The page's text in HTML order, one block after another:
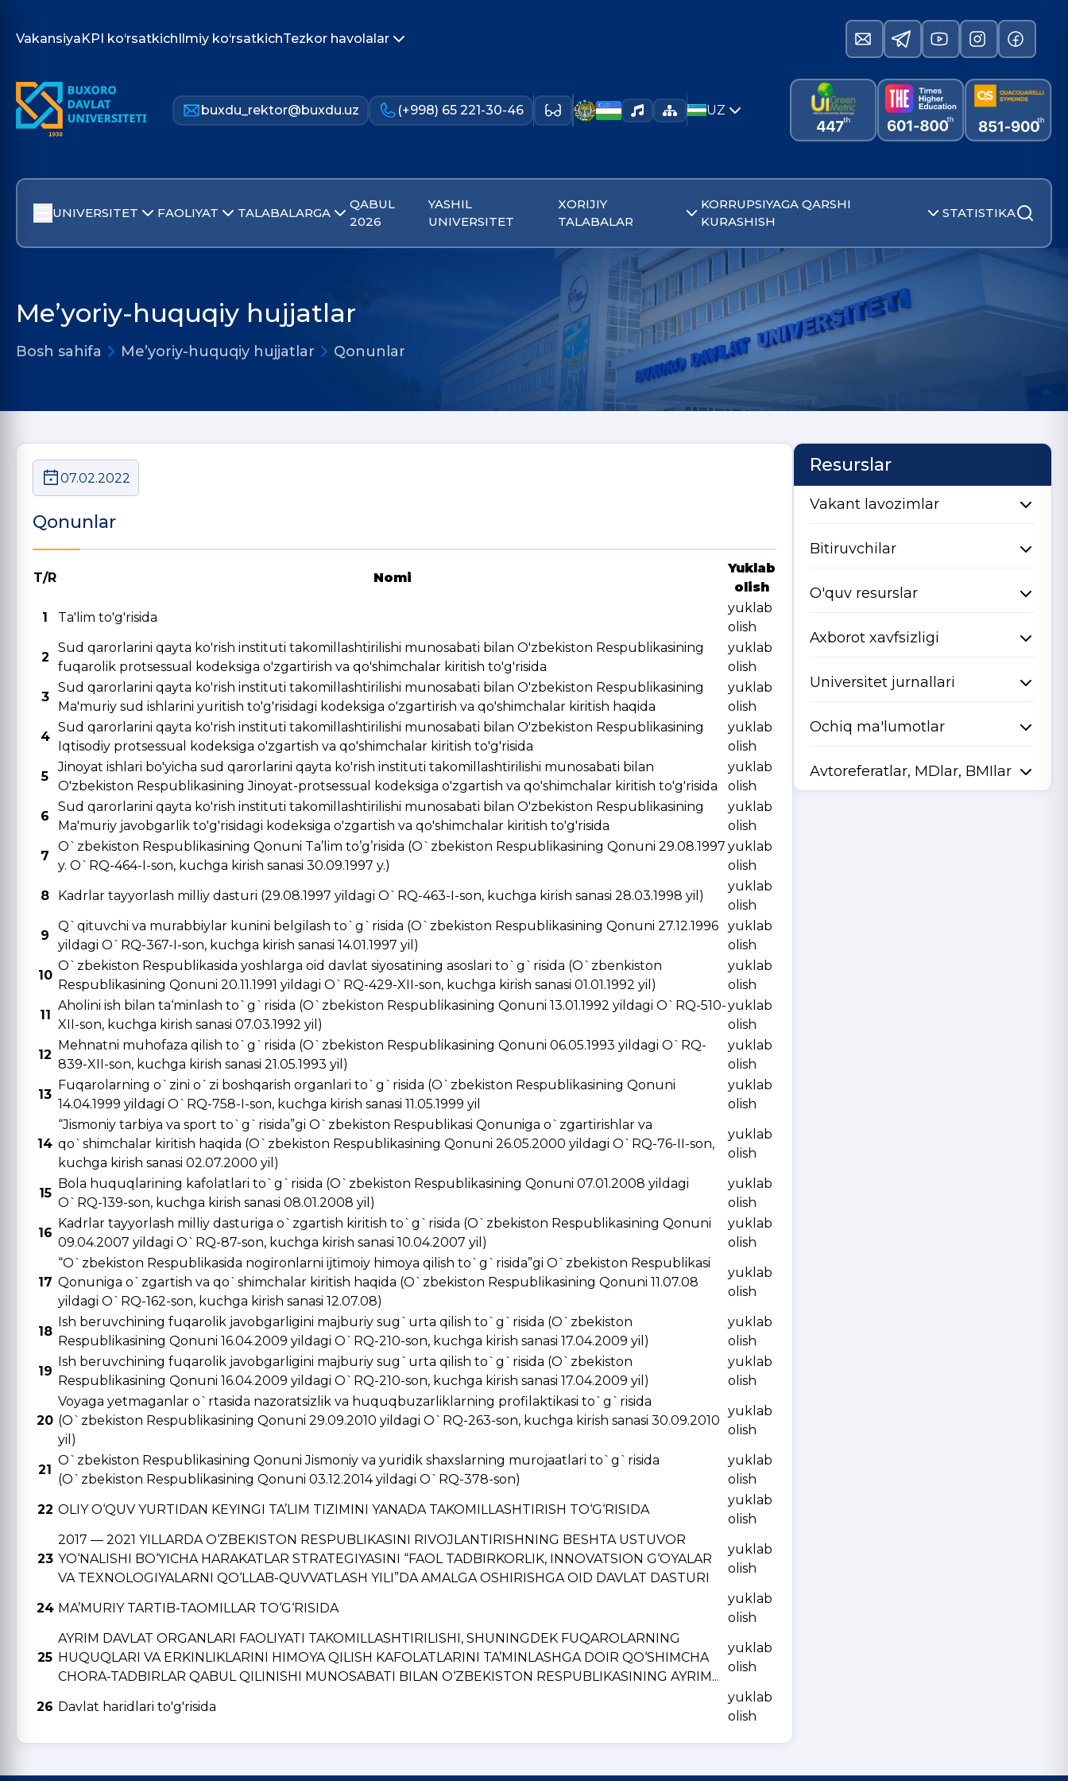
VakansiyaKPI ko‘rsatkichIlmiy ko‘rsatkichTezkor havolalar
buxdu_rektor@buxdu.uz (+998) 65 221-30-46 UZ
UNIVERSITET FAOLIYAT TALABALARGA
QABUL
2026
YASHIL
UNIVERSITET
XORIJIY
TALABALAR
KORRUPSIYAGA QARSHI
KURASHISH
STATISTIKA
Me’yoriy-huquqiy hujjatlar
Bosh sahifa Me’yoriy-huquqiy hujjatlar Qonunlar
07.02.2022
Qonunlar
T/R Nomi
Yuklab
olish
1
Ta'lim to'g'risida
yuklab
olish
2
Sud qarorlarini qayta ko'rish instituti takomillashtirilishi munosabati bilan O'zbekiston Respublikasining
fuqarolik protsessual kodeksiga o'zgartirish va qo'shimchalar kiritish to'g'risida
yuklab
olish
3
Sud qarorlarini qayta ko'rish instituti takomillashtirilishi munosabati bilan O'zbekiston Respublikasining
Ma'muriy sud ishlarini yuritish to'g'risidagi kodeksiga o'zgartirish va qo'shimchalar kiritish haqida
yuklab
olish
4
Sud qarorlarini qayta ko'rish instituti takomillashtirilishi munosabati bilan O'zbekiston Respublikasining
Iqtisodiy protsessual kodeksiga o'zgartish va qo'shimchalar kiritish to'g'risida
yuklab
olish
5
Jinoyat ishlari bo'yicha sud qarorlarini qayta ko'rish instituti takomillashtirilishi munosabati bilan
O'zbekiston Respublikasining Jinoyat-protsessual kodeksiga o'zgartish va qo'shimchalar kiritish to'g'risida
yuklab
olish
6
Sud qarorlarini qayta ko'rish instituti takomillashtirilishi munosabati bilan O'zbekiston Respublikasining
Ma'muriy javobgarlik to'g'risidagi kodeksiga o'zgartish va qo'shimchalar kiritish to'g'risida
yuklab
olish
7
O`zbekiston Respublikasining Qonuni Ta’lim to’g’risida (O`zbekiston Respublikasining Qonuni 29.08.1997
y. O`RQ-464-I-son, kuchga kirish sanasi 30.09.1997 y.)
yuklab
olish
8
Kadrlar tayyorlash milliy dasturi (29.08.1997 yildagi O`RQ-463-I-son, kuchga kirish sanasi 28.03.1998 yil)
yuklab
olish
9
Q`qituvchi va murabbiylar kunini belgilash to`g`risida (O`zbekiston Respublikasining Qonuni 27.12.1996
yildagi O`RQ-367-I-son, kuchga kirish sanasi 14.01.1997 yil)
yuklab
olish
10
O`zbekiston Respublikasida yoshlarga oid davlat siyosatining asoslari to`g`risida (O`zbenkiston
Respublikasining Qonuni 20.11.1991 yildagi O`RQ-429-XII-son, kuchga kirish sanasi 01.01.1992 yil)
yuklab
olish
11
Aholini ish bilan ta‘minlash to`g`risida (O`zbekiston Respublikasining Qonuni 13.01.1992 yildagi O`RQ-510-
XII-son, kuchga kirish sanasi 07.03.1992 yil)
yuklab
olish
12
Mehnatni muhofaza qilish to`g`risida (O`zbekiston Respublikasining Qonuni 06.05.1993 yildagi O`RQ-
839-XII-son, kuchga kirish sanasi 21.05.1993 yil)
yuklab
olish
13
Fuqarolarning o`zini o`zi boshqarish organlari to`g`risida (O`zbekiston Respublikasining Qonuni
14.04.1999 yildagi O`RQ-758-I-son, kuchga kirish sanasi 11.05.1999 yil
yuklab
olish
14
“Jismoniy tarbiya va sport to`g`risida”gi O`zbekiston Respublikasi Qonuniga o`zgartirishlar va
qo`shimchalar kiritish haqida (O`zbekiston Respublikasining Qonuni 26.05.2000 yildagi O`RQ-76-II-son,
kuchga kirish sanasi 02.07.2000 yil)
yuklab
olish
15
Bola huquqlarining kafolatlari to`g`risida (O`zbekiston Respublikasining Qonuni 07.01.2008 yildagi
O`RQ-139-son, kuchga kirish sanasi 08.01.2008 yil)
yuklab
olish
16
Kadrlar tayyorlash milliy dasturiga o`zgartish kiritish to`g`risida (O`zbekiston Respublikasining Qonuni
09.04.2007 yildagi O`RQ-87-son, kuchga kirish sanasi 10.04.2007 yil)
yuklab
olish
17
“O`zbekiston Respublikasida nogironlarni ijtimoiy himoya qilish to`g`risida”gi O`zbekiston Respublikasi
Qonuniga o`zgartish va qo`shimchalar kiritish haqida (O`zbekiston Respublikasining Qonuni 11.07.08
yildagi O`RQ-162-son, kuchga kirish sanasi 12.07.08)
yuklab
olish
18
Ish beruvchining fuqarolik javobgarligini majburiy sug`urta qilish to`g`risida (O`zbekiston
Respublikasining Qonuni 16.04.2009 yildagi O`RQ-210-son, kuchga kirish sanasi 17.04.2009 yil)
yuklab
olish
19
Ish beruvchining fuqarolik javobgarligini majburiy sug`urta qilish to`g`risida (O`zbekiston
Respublikasining Qonuni 16.04.2009 yildagi O`RQ-210-son, kuchga kirish sanasi 17.04.2009 yil)
yuklab
olish
20
Voyaga yetmaganlar o`rtasida nazoratsizlik va huquqbuzarliklarning profilaktikasi to`g`risida
(O`zbekiston Respublikasining Qonuni 29.09.2010 yildagi O`RQ-263-son, kuchga kirish sanasi 30.09.2010
yil)
yuklab
olish
21
O`zbekiston Respublikasining Qonuni Jismoniy va yuridik shaxslarning murojaatlari to`g`risida
(O`zbekiston Respublikasining Qonuni 03.12.2014 yildagi O`RQ-378-son)
yuklab
olish
22 OLIY O‘QUV YURTIDAN KЕYINGI TA’LIM TIZIMINI YANADA TAKOMILLASHTIRISH TO‘G‘RISIDA
yuklab
olish
23
2017 — 2021 YILLARDA O‘ZBЕKISTON RЕSPUBLIKASINI RIVOJLANTIRISHNING BЕSHTA USTUVOR
YO‘NALISHI BO‘YICHA HARAKATLAR STRATЕGIYASINI “FAOL TADBIRKORLIK, INNOVATSION G‘OYALAR
VA TЕXNOLOGIYALARNI QO‘LLAB-QUVVATLASH YILI”DA AMALGA OSHIRISHGA OID DAVLAT DASTURI
yuklab
olish
24 MA’MURIY TARTIB-TAOMILLAR TO‘G‘RISIDA
yuklab
olish
25
AYRIM DAVLAT ORGANLARI FAOLIYATI TAKOMILLASHTIRILISHI, SHUNINGDЕK FUQAROLARNING
HUQUQLARI VA ERKINLIKLARINI HIMOYA QILISH KAFOLATLARINI TA’MINLASHGA DOIR QO‘SHIMCHA
CHORA-TADBIRLAR QABUL QILINISHI MUNOSABATI BILAN O‘ZBЕKISTON RЕSPUBLIKASINING AYRIM...
yuklab
olish
26 Davlat haridlari to'g'risida
yuklab
olish
Resurslar
Vakant lavozimlar
Bitiruvchilar
O'quv resurslar
Axborot xavfsizligi
Universitet jurnallari
Ochiq ma'lumotlar
Avtoreferatlar, MDlar, BMIlar